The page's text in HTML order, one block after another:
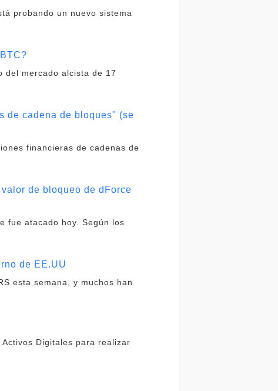
probando un nuevo sistema
del mercado alcista de 17
de cadena de bloques" (se
financieras de cadenas de
de bloqueo de dForce
fue atacado hoy. Según los
de EE.UU
esta semana, y muchos han
Digitales para realizar